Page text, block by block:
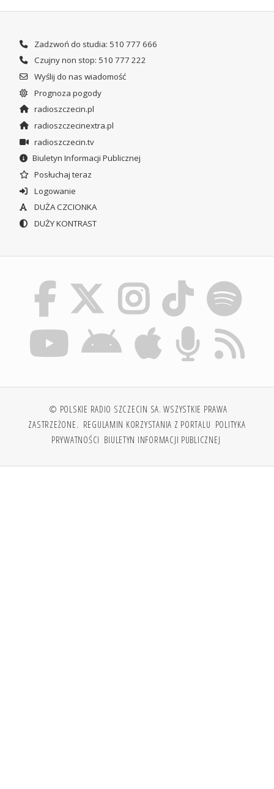
Zadzwoń do studia: 510 777 666
Czujny non stop: 510 777 222
Wyślij do nas wiadomość
Prognoza pogody
radioszczecin.pl
radioszczecinextra.pl
radioszczecin.tv
Biuletyn Informacji Publicznej
Posłuchaj teraz
Logowanie
DUŻA CZCIONKA
DUŻY KONTRAST
© POLSKIE RADIO SZCZECIN SA. WSZYSTKIE PRAWA
ZASTRZEŻONE. REGULAMIN KORZYSTANIA Z PORTALU POLITYKA
PRYWATNOŚCI BIULETYN INFORMACJI PUBLICZNEJ